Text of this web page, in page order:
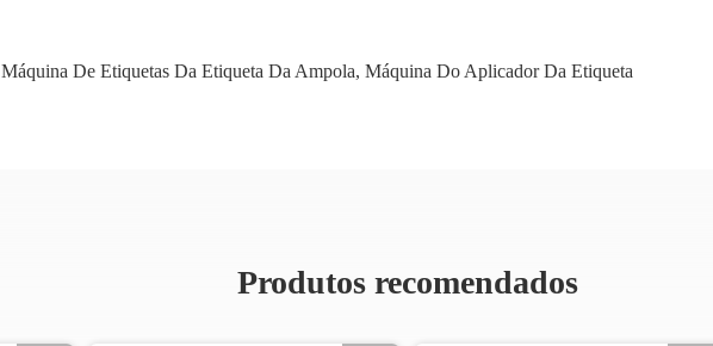
Máquina De Etiquetas Da Etiqueta Da Ampola, Máquina Do Aplicador Da Etiqueta
Produtos recomendados